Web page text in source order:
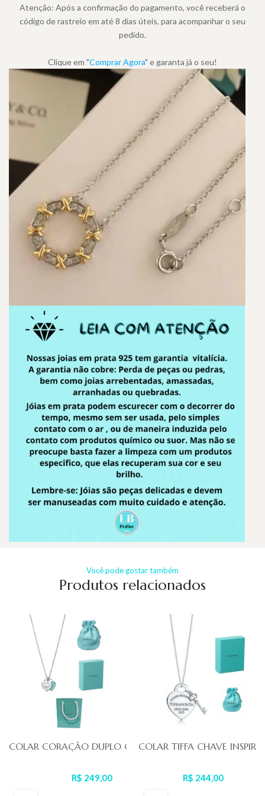
Atenção: Após a confirmação do pagamento, você receberá o
código de rastreio em até 8 dias úteis, para acompanhar o seu
pedido.
Clique em "Comprar Agora" e garanta já o seu!
Você pode gostar também
Produtos relacionados
COLAR CORAÇÃO DUPLO CYAN TIFFA
R$ 249,00
COLAR TIFFA CHAVE
R$ 244,00